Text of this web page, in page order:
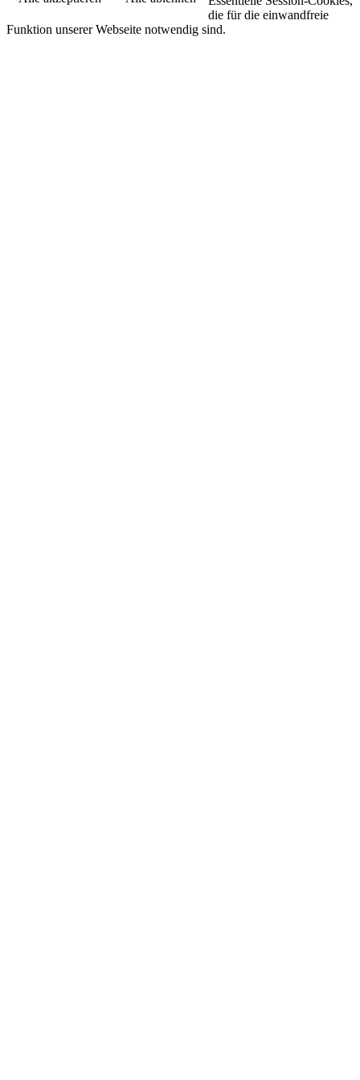
die für die einwandfreie
Funktion unserer Webseite notwendig sind.